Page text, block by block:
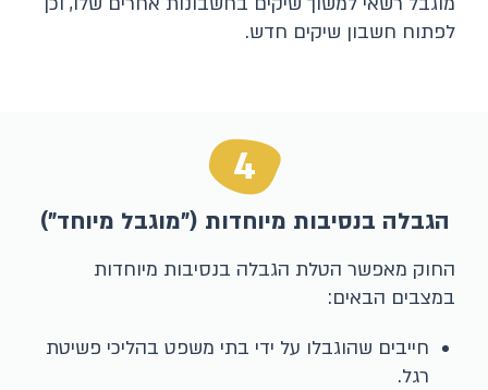
לפתוח חשבון שיקים חדש.​
4
הגבלה בנסיבות מיוחדות ("מוגבל מיוחד")
החוק מאפשר הטלת הגבלה בנסיבות מיוחדות
במצבים הבאים:
חייבים שהוגבלו על ידי בתי משפט בהליכי פשיטת
רגל.